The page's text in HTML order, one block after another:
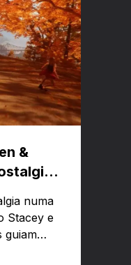
&
numa
Stacey e
guiam